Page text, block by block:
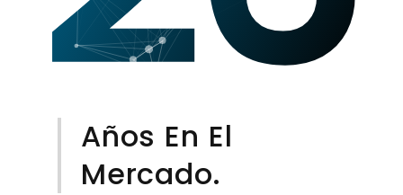
Años En El
Mercado.